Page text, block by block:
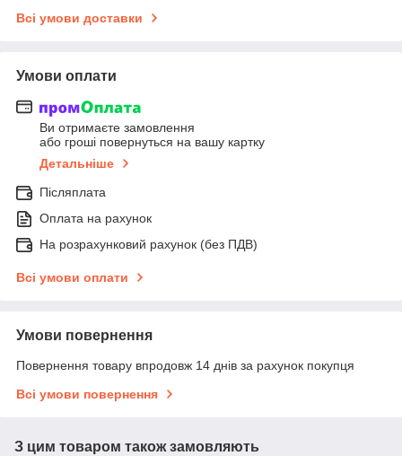
Всі умови доставки
Умови оплати
Ви отримаєте замовлення
або гроші повернуться на вашу картку
Детальніше
Післяплата
Оплата на рахунок
На розрахунковий рахунок (без ПДВ)
Всі умови оплати
Умови повернення
Повернення товару впродовж 14 днів за рахунок покупця
Всі умови повернення
З цим товаром також замовляють